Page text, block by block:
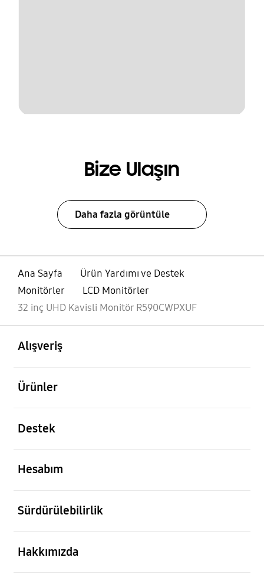
Bize Ulaşın
Daha fazla görüntüle
Ana Sayfa
Ürün Yardımı ve Destek
Monitörler
LCD Monitörler
32 inç UHD Kavisli Monitör R590CWPXUF
Alışveriş
Ürünler
Destek
Hesabım
Sürdürülebilirlik
Hakkımızda